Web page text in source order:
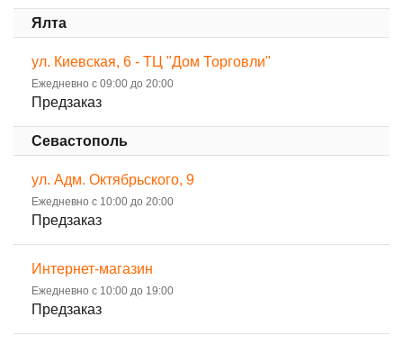
Ялта
ул. Киевская, 6 - ТЦ "Дом Торговли"
Ежедневно с 09:00 до 20:00
Предзаказ
Севастополь
ул. Адм. Октябрьского, 9
Ежедневно с 10:00 до 20:00
Предзаказ
Интернет-магазин
Ежедневно с 10:00 до 19:00
Предзаказ